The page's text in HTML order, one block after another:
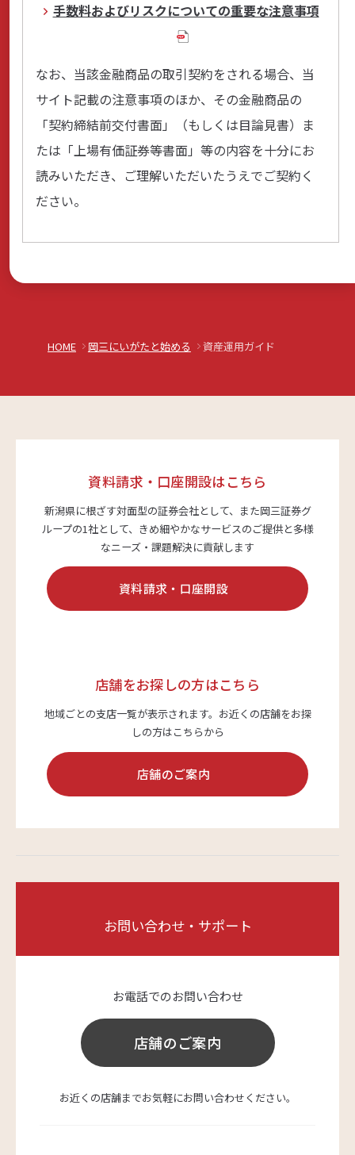
手数料およびリスクについての重要な注意事項
なお、当該金融商品の取引契約をされる場合、当
サイト記載の注意事項のほか、その金融商品の
「契約締結前交付書面」（もしくは目論見書）ま
たは「上場有価証券等書面」等の内容を十分にお
読みいただき、ご理解いただいたうえでご契約く
ださい。
HOME 岡三にいがたと始める 資産運用ガイド
資料請求・口座開設はこちら
新潟県に根ざす対面型の証券会社として、また岡三証券グ
ループの1社として、 きめ細やかなサービスのご提供と多様
なニーズ・課題解決に貢献します
資料請求・口座開設
店舗をお探しの方はこちら
地域ごとの支店一覧が表示されます。 お近くの店舗をお探
しの方はこちらから
店舗のご案内
お問い合わせ・サポート
お電話でのお問い合わせ
店舗のご案内
お近くの店舗までお気軽にお問い合わせください。